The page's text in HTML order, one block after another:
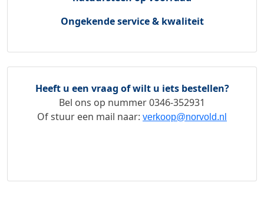
Ongekende service & kwaliteit
Heeft u een vraag of wilt u iets bestellen?
Bel ons op nummer0346-352931
Of stuur een mail naar: verkoop@norvold.nl